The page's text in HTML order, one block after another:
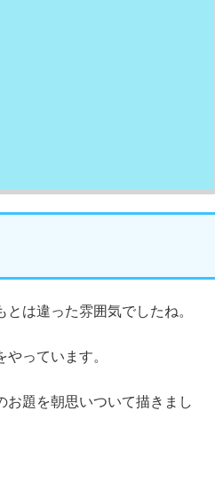
は違った雰囲気でしたね。
やっています。
題を朝思いついて描きまし